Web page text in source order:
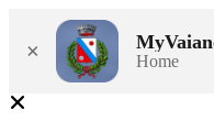
× Home